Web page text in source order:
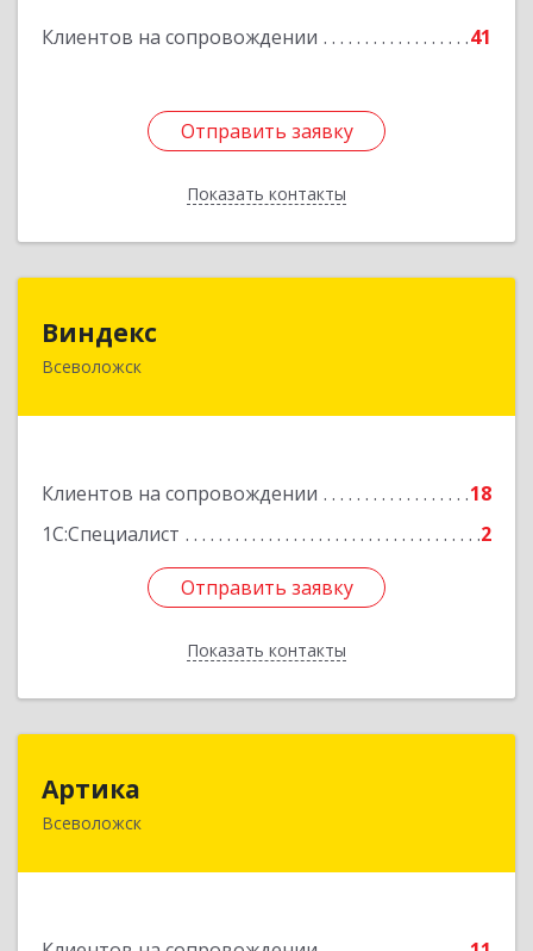
Клиентов на сопровождении 41
Отправить заявку
Показать контакты
Отправить заявку
Назад
Виндекс
Всеволожск
Клиентов на сопровождении
18
1С:Специалист
2
Отправить заявку
Показать контакты
188643, Ленинградская обл, Всеволожский р-н,
Подробнее
Отправить заявку
Назад
Артика
Всеволожск188645, Ленинградская обл, Всеволожск г,